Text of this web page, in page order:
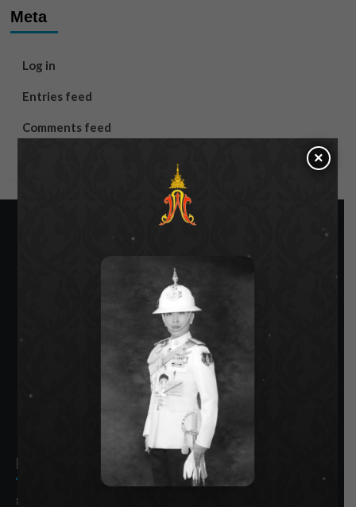
Meta
Log in
Entries feed
Comments feed
SIAMRATH VARIETY
THE BEST ENTERTAINMENT
Recent Posts
กรมชลฯ รับฟังประชาชน ติดตามแก้ปัญหาโครงการประตู
×